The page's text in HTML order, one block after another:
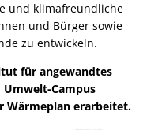
und klimafreundliche
und Bürger sowie
zu entwickeln.
für angewandtes
Campus
Wärmeplan erarbeitet.